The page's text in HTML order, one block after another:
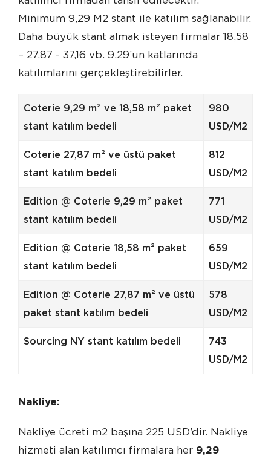
Minimum 9,29 M2 stant ile katılım sağlanabilir.
Daha büyük stant almak isteyen firmalar 18,58
– 27,87 - 37,16 vb. 9,29’un katlarında
katılımlarını gerçekleştirebilirler.
Coterie 9,29 m² ve 18,58 m² paket
stant katılım bedeli
980
USD/M2
Coterie 27,87 m² ve üstü paket
stant katılım bedeli
812
USD/M2
Edition @ Coterie 9,29 m² paket
stant katılım bedeli
771
USD/M2
Edition @ Coterie 18,58 m² paket
stant katılım bedeli
659
USD/M2
Edition @ Coterie 27,87 m² ve üstü
paket stant katılım bedeli
578
USD/M2
Sourcing NY stant katılım bedeli
743
USD/M2
Nakliye:
Nakliye ücreti m2 başına 225 USD’dir. Nakliye
hizmeti alan katılımcı firmalara her 9,29